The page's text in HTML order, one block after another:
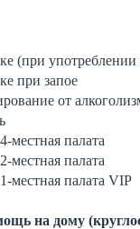
(при употреблении
при запое
от
местная палата
местная палата
местная палата VIP
на дому